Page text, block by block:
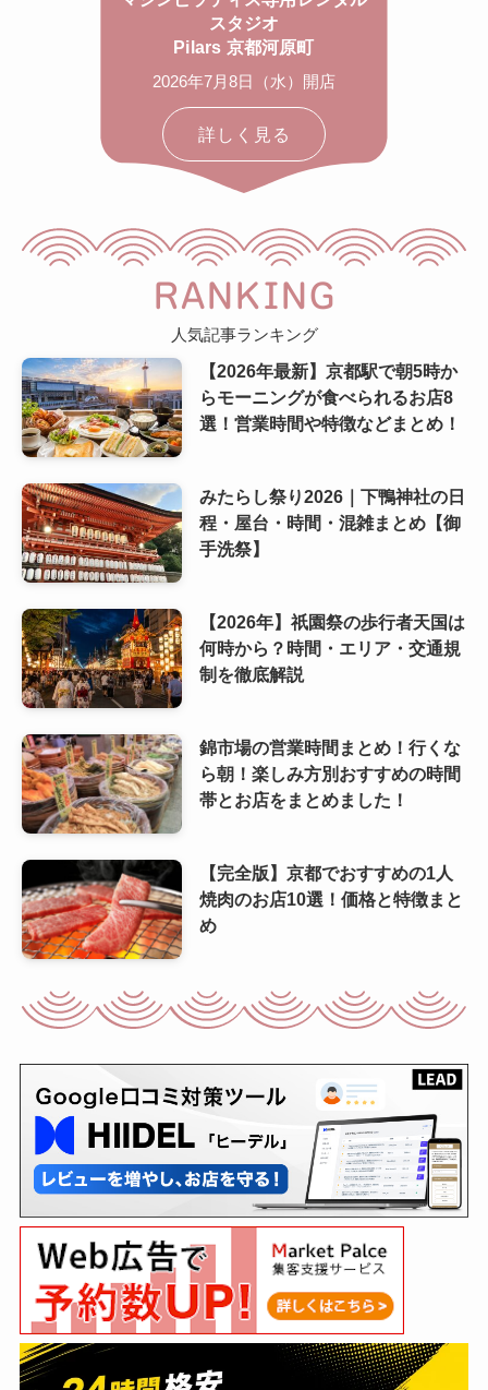
スタジオ
Pilars 京都河原町
2026年7月8日（水）開店
詳しく見る
RANKING
人気記事ランキング
【2026年最新】京都駅で朝5時か
らモーニングが食べられるお店8
選！営業時間や特徴などまとめ！
みたらし祭り2026｜下鴨神社の日
程・屋台・時間・混雑まとめ【御
手洗祭】
【2026年】祇園祭の歩行者天国は
何時から？時間・エリア・交通規
制を徹底解説
錦市場の営業時間まとめ！行くな
ら朝！楽しみ方別おすすめの時間
帯とお店をまとめました！
【完全版】京都でおすすめの1人
焼肉のお店10選！価格と特徴まと
め